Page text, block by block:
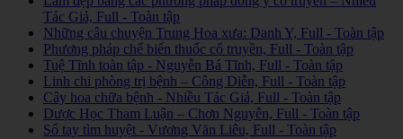
Tác Giả, Full - Toàn tập
Những câu chuyện Trung Hoa xưa: Danh Y, Full - Toàn tập
Phương pháp chế biến thuốc cổ truyền, Full - Toàn tập
Tuệ Tĩnh toàn tập - Nguyễn Bá Tĩnh, Full - Toàn tập
Linh chi phòng trị bệnh – Công Diễn, Full - Toàn tập
Cây hoa chữa bệnh - Nhiều Tác Giả, Full - Toàn tập
Dược Học Tham Luận – Chơn Nguyễn, Full - Toàn tập
Sổ tay tìm huyệt - Vương Văn Liêu, Full - Toàn tập